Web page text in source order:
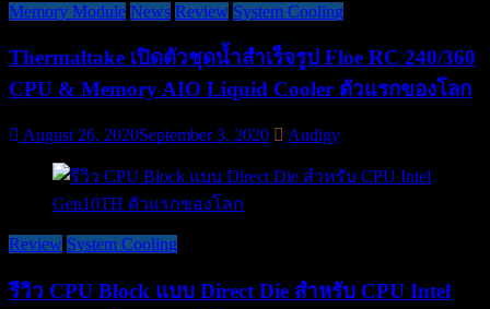
Memory Module News Review System Cooling
Thermaltake เปิดตัวชุดน้ำสำเร็จรูป Floe RC 240/360
CPU & Memory AIO Liquid Cooler ตัวแรกของโลก
August 26, 2020September 3, 2020 Audigy
Review System Cooling
รีวิว CPU Block แบบ Direct Die สำหรับ CPU Intel